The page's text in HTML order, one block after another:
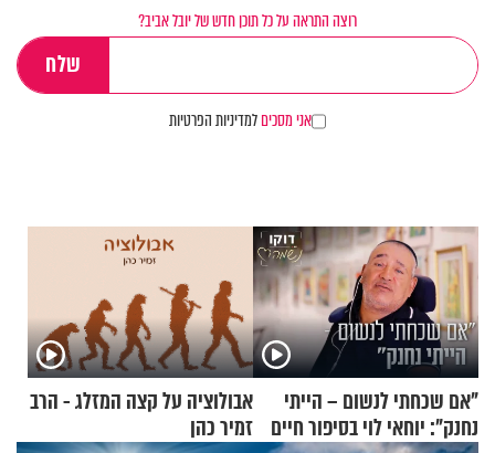
רוצה התראה על כל תוכן חדש של יובל אביב?
אני מסכיםלמדיניות הפרטיות
"אם שכחתי לנשום – הייתי
נחנק": יוחאי לוי בסיפור חיים
אבולוציה על קצה המזלג - הרב
זמיר כהן